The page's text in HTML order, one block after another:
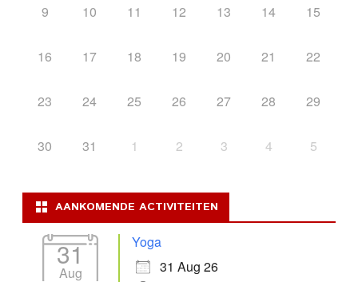
9 10 11 12 13 14 15
16 17 18 19 20 21 22
23 24 25 26 27 28 29
30 31 1 2 3 4 5
AANKOMENDE ACTIVITEITEN
31
Aug
Yoga
31 Aug 26